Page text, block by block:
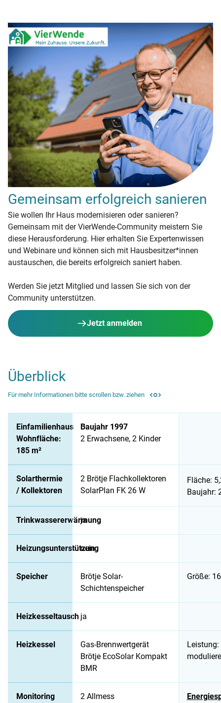
Gemeinsam erfolgreich sanieren
Sie wollen Ihr Haus modernisieren oder sanieren?
Gemeinsam mit der VierWende-Community meistern Sie
diese Herausforderung. Hier erhalten Sie Expertenwissen
und Webinare und können sich mit Hausbesitzer*innen
austauschen, die bereits erfolgreich saniert haben.
Werden Sie jetzt Mitglied und lassen Sie sich von der
Community unterstützen.
Jetzt anmelden
Überblick
Für mehr Informationen bitte scrollen bzw. ziehen
Einfamilienhaus
Wohnfläche:
185 m²
Baujahr 1997
2 Erwachsene, 2 Kinder
Solarthermie
/ Kollektoren
2 Brötje Flachkollektoren
SolarPlan FK 26 W
Fläche:
Baujahr:
Trinkwassererwärmung
ja
Heizungsunterstützung
nein
Speicher
Brötje Solar-
Schichtenspeicher
Größe:
Heizkesseltausch ja
Heizkessel
Gas-Brennwertgerät
Brötje EcoSolar Kompakt
BMR
Monitoring
2 Allmess